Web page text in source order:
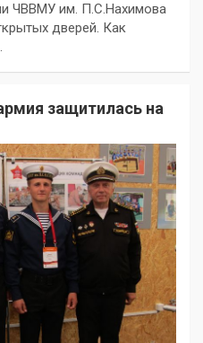
ЧВВМУ им. П.С.Нахимова
дверей. Как
защитилась на